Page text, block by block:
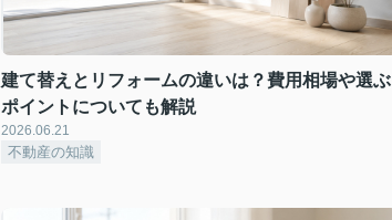
建て替えとリフォームの違いは？費用相場や選ぶ
ポイントについても解説
2026.06.21
不動産の知識